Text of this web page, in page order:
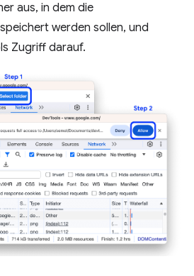
aus, in dem die
werden sollen, und
Zugriff darauf.